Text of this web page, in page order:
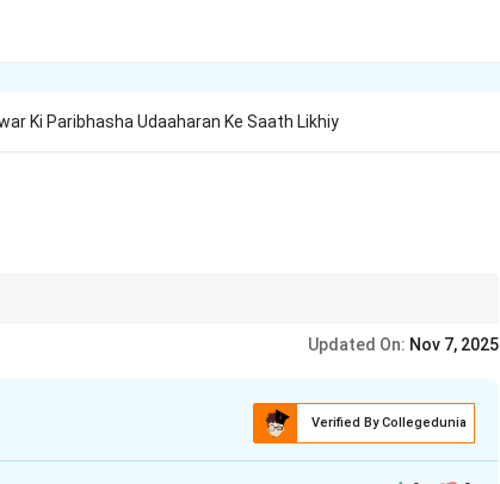
Ki Paribhasha Udaaharan Ke Saath Likhiy
Updated On: Nov 7, 2025
Verified By Collegedunia